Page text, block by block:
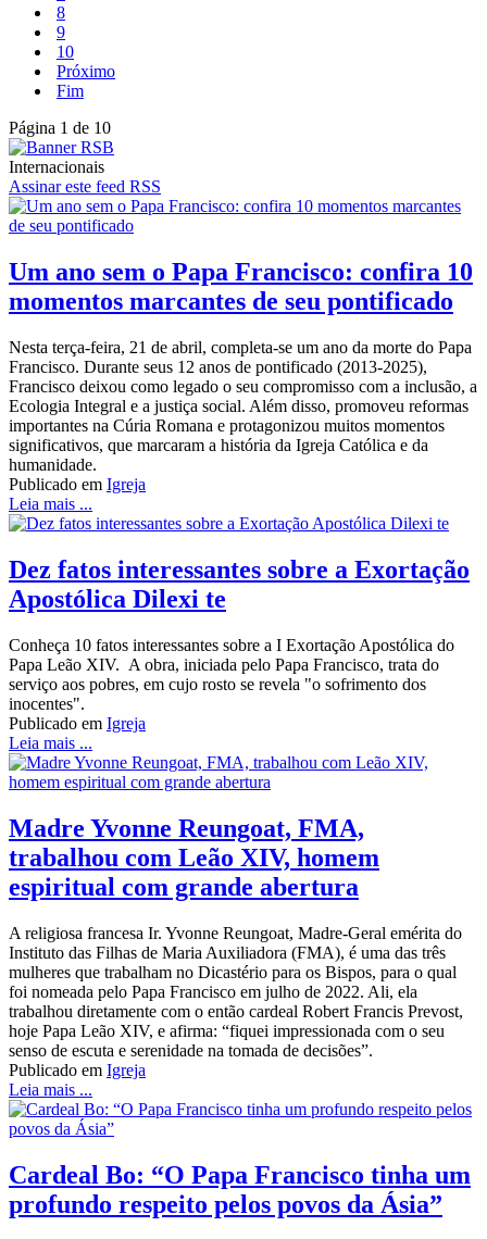
8
9
10
Próximo
Fim
Página 1 de 10
Internacionais
Assinar este feed RSS
Um ano sem o Papa Francisco: confira 10
momentos marcantes de seu pontificado
Nesta terça-feira, 21 de abril, completa-se um ano da morte do Papa
Francisco. Durante seus 12 anos de pontificado (2013-2025),
Francisco deixou como legado o seu compromisso com a inclusão, a
Ecologia Integral e a justiça social. Além disso, promoveu reformas
importantes na Cúria Romana e protagonizou muitos momentos
significativos, que marcaram a história da Igreja Católica e da
humanidade.
Publicado em Igreja
Leia mais ...
Dez fatos interessantes sobre a Exortação
Apostólica Dilexi te
Conheça 10 fatos interessantes sobre a I Exortação Apostólica do
Papa Leão XIV. A obra, iniciada pelo Papa Francisco, trata do
serviço aos pobres, em cujo rosto se revela "o sofrimento dos
inocentes".
Publicado em Igreja
Leia mais ...
Madre Yvonne Reungoat, FMA,
trabalhou com Leão XIV, homem
espiritual com grande abertura
A religiosa francesa Ir. Yvonne Reungoat, Madre-Geral emérita do
Instituto das Filhas de Maria Auxiliadora (FMA), é uma das três
mulheres que trabalham no Dicastério para os Bispos, para o qual
foi nomeada pelo Papa Francisco em julho de 2022. Ali, ela
trabalhou diretamente com o então cardeal Robert Francis Prevost,
hoje Papa Leão XIV, e afirma: “fiquei impressionada com o seu
senso de escuta e serenidade na tomada de decisões”.
Publicado em Igreja
Leia mais ...
Cardeal Bo: “O Papa Francisco tinha um
profundo respeito pelos povos da Ásia”